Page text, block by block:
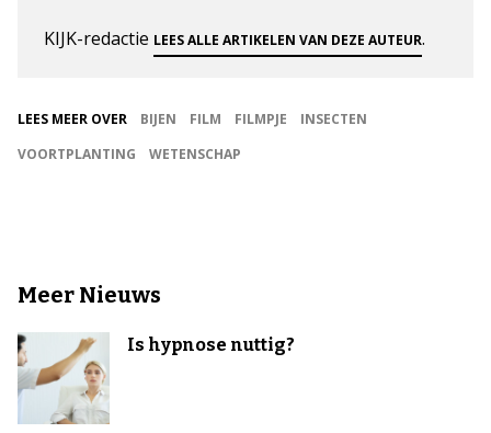
KIJK-redactie LEES ALLE ARTIKELEN VAN DEZE AUTEUR.
LEES MEER OVER BIJEN FILM FILMPJE
INSECTEN
VOORTPLANTING
WETENSCHAP
Meer Nieuws
Is hypnose nuttig?